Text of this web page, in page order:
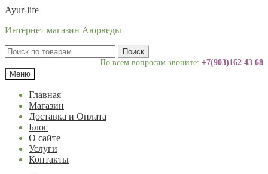
Перейти
навигации
Перейти
содержимому
Ayur-life
Интернет магазин Аюрведы
Искать:
Поиск
По всем вопросам звоните: +7(903)162 43 68
Меню
Главная
Магазин
Доставка и Оплата
Блог
О сайте
Услуги
Контакты